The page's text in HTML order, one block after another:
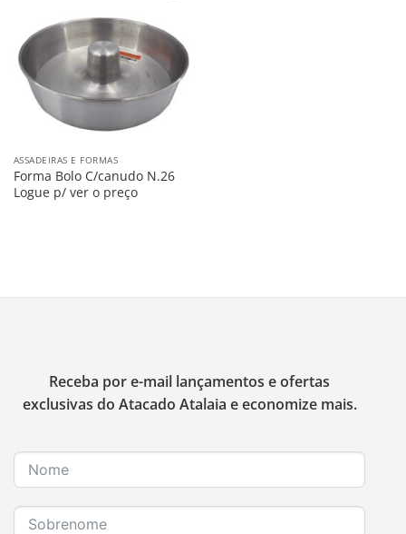
Lista
ASSADEIRAS E FORMAS
Forma Bolo C/canudo N.26
Logue p/ ver o preço
Receba por e-mail lançamentos e ofertas
exclusivas do Atacado Atalaia e economize mais.